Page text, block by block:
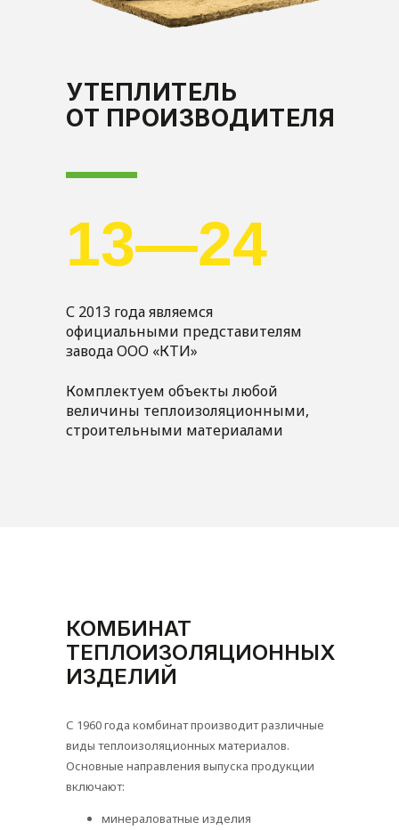
13—24
УТЕПЛИТЕЛЬ
ОТ ПРОИЗВОДИТЕЛЯ
Комплектуем объекты любой
величины теплоизоляционными,
строительными материалами
С 2013 года являемся
официальными представителям
завода ООО «КТИ»
С 1960 года комбинат производит различные
виды теплоизоляционных материалов.
Основные направления выпуска продукции
включают:
минераловатные изделия
КОМБИНАТ
ТЕПЛОИЗОЛЯЦИОННЫХ
ИЗДЕЛИЙ